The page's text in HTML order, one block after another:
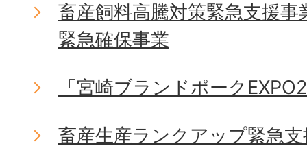
畜産飼料高騰対策緊急支援
緊急確保事業
「宮崎ブランドポーク
畜産生産ランクアップ緊急